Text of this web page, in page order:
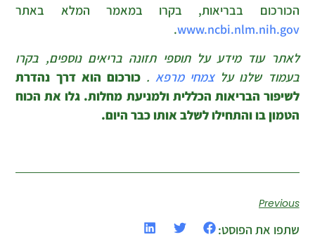
הכורכום בבריאות, בקרו במאמר המלא באתר
www.ncbi.nlm.nih.gov
.
לאתר עוד מידע על תוספי תזונה בריאים נוספים, בקרו
בעמוד שלנו עלצמחי מרפא .כורכום הוא דרך נהדרת
לשיפור הבריאות הכללית ולמניעת מחלות. גלו את הכוח
הטמון בו והתחילו לשלב אותו כבר היום.
Previous
שתפו את הפוסט: